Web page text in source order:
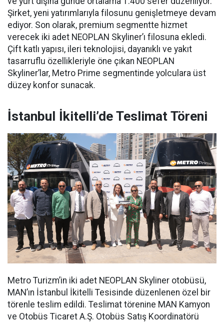
Şirket, yeni yatırımlarıyla filosunu genişletmeye devam
ediyor. Son olarak, premium segmentte hizmet
verecek iki adet NEOPLAN Skyliner’ı filosuna ekledi.
Çift katlı yapısı, ileri teknolojisi, dayanıklı ve yakıt
tasarruflu özellikleriyle öne çıkan NEOPLAN
Skyliner’lar, Metro Prime segmentinde yolculara üst
düzey konfor sunacak.
İstanbul İkitelli’de Teslimat Töreni
Metro Turizm’in iki adet NEOPLAN Skyliner otobüsü,
MAN’ın İstanbul İkitelli Tesisinde düzenlenen özel bir
törenle teslim edildi. Teslimat törenine MAN Kamyon
ve Otobüs Ticaret A.Ş. Otobüs Satış Koordinatörü